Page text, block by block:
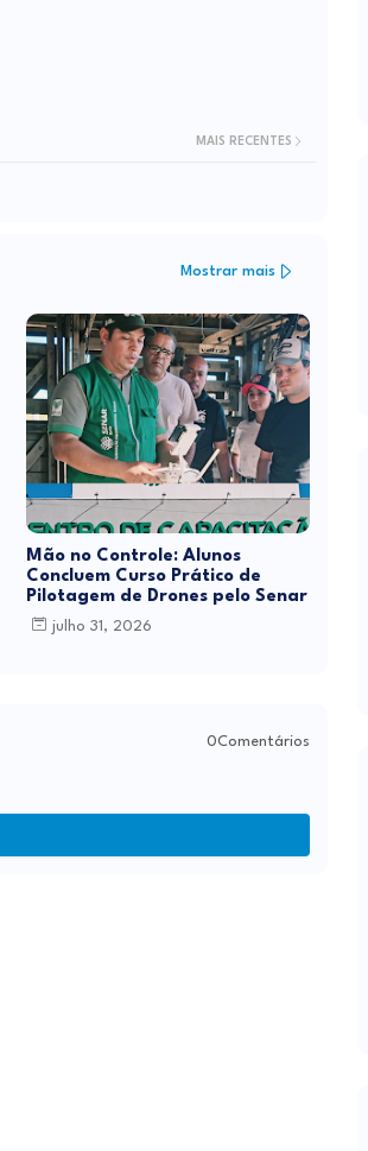
MAIS RECENTES
Mostrar mais
Mão no Controle: Alunos
Concluem Curso Prático de
Pilotagem de Drones pelo Senar
julho 31, 2026
0Comentários